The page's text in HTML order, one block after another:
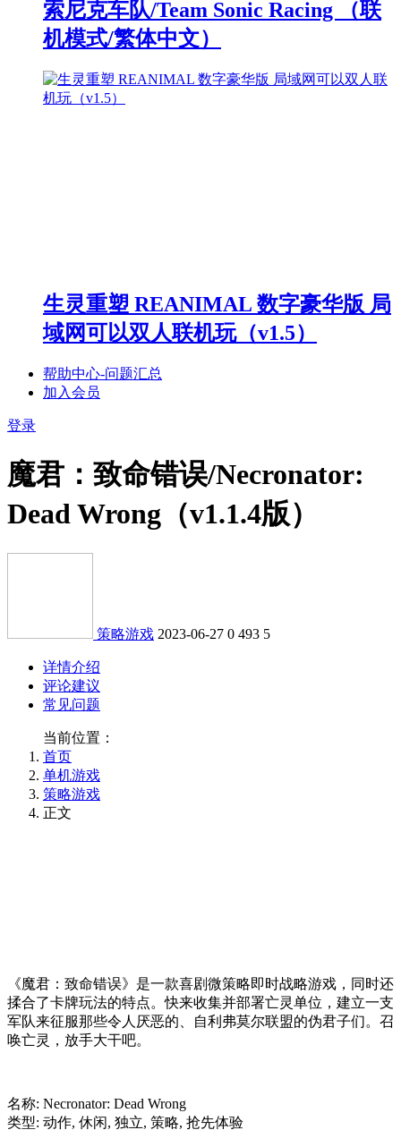
索尼克车队/Team Sonic Racing （联
机模式/繁体中文）
生灵重塑 REANIMAL 数字豪华版 局
域网可以双人联机玩（v1.5）
帮助中心-问题汇总
加入会员
登录
魔君：致命错误/Necronator:
Dead Wrong（v1.1.4版）
策略游戏 2023-06-27 0 493 5
详情介绍
评论建议
常见问题
当前位置：
首页
单机游戏
策略游戏
正文
《魔君：致命错误》是一款喜剧微策略即时战略游戏，同时还
揉合了卡牌玩法的特点。快来收集并部署亡灵单位，建立一支
军队来征服那些令人厌恶的、自利弗莫尔联盟的伪君子们。召
唤亡灵，放手大干吧。
名称: Necronator: Dead Wrong
类型: 动作, 休闲, 独立, 策略, 抢先体验